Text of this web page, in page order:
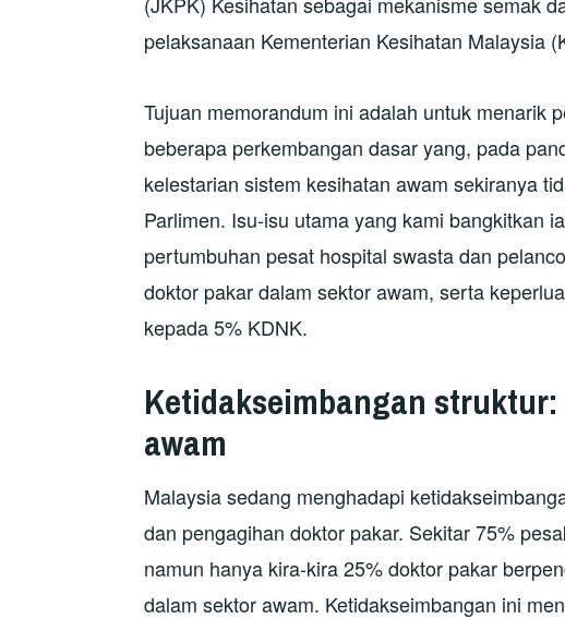
pelaksanaan Kementerian Kesihatan Malaysia
Tujuan memorandum ini adalah untuk menarik
beberapa perkembangan dasar yang, pada
kelestarian sistem kesihatan awam sekiranya
Parlimen. Isu-isu utama yang kami bangkitkan
pertumbuhan pesat hospital swasta dan
doktor pakar dalam sektor awam, serta
kepada 5% KDNK.
Ketidakseimbangan struktur:
awam
Malaysia sedang menghadapi
dan pengagihan doktor pakar. Sekitar 75%
namun hanya kira-kira 25% doktor pakar
dalam sektor awam. Ketidakseimbangan ini